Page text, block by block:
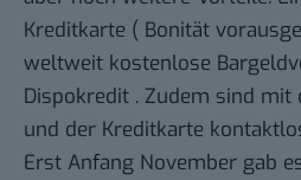
Kreditkarte ( Bonität
weltweit kostenlose
Dispokredit . Zudem sind mit
und der Kreditkarte
Erst Anfang November gab